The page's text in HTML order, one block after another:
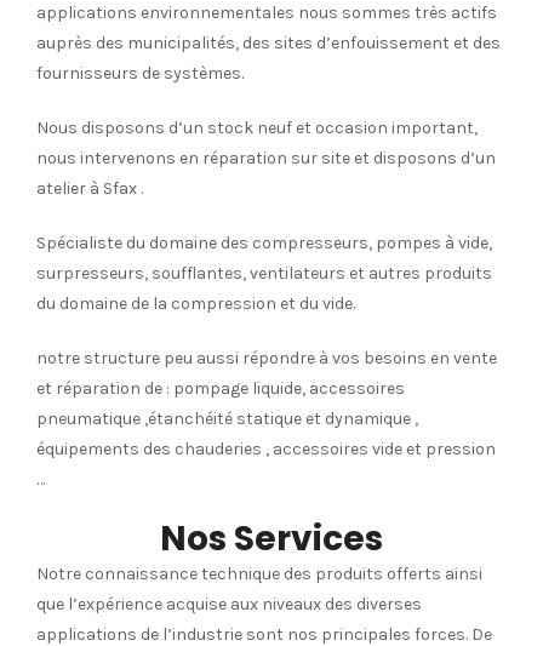
applications environnementales nous sommes très actifs
auprès des municipalités, des sites d’enfouissement et des
fournisseurs de systèmes.
Nous disposons d’un stock neuf et occasion important,
nous intervenons en réparation sur site et disposons d’un
atelier à Sfax .
Spécialiste du domaine des compresseurs, pompes à vide,
surpresseurs, soufflantes, ventilateurs et autres produits
du domaine de la compression et du vide.
notre structure peu aussi répondre à vos besoins en vente
et réparation de : pompage liquide, accessoires
pneumatique ,étanchéité statique et dynamique ,
équipements des chauderies , accessoires vide et pression
…
Nos Services
Notre connaissance technique des produits offerts ainsi
que l’expérience acquise aux niveaux des diverses
applications de l’industrie sont nos principales forces. De